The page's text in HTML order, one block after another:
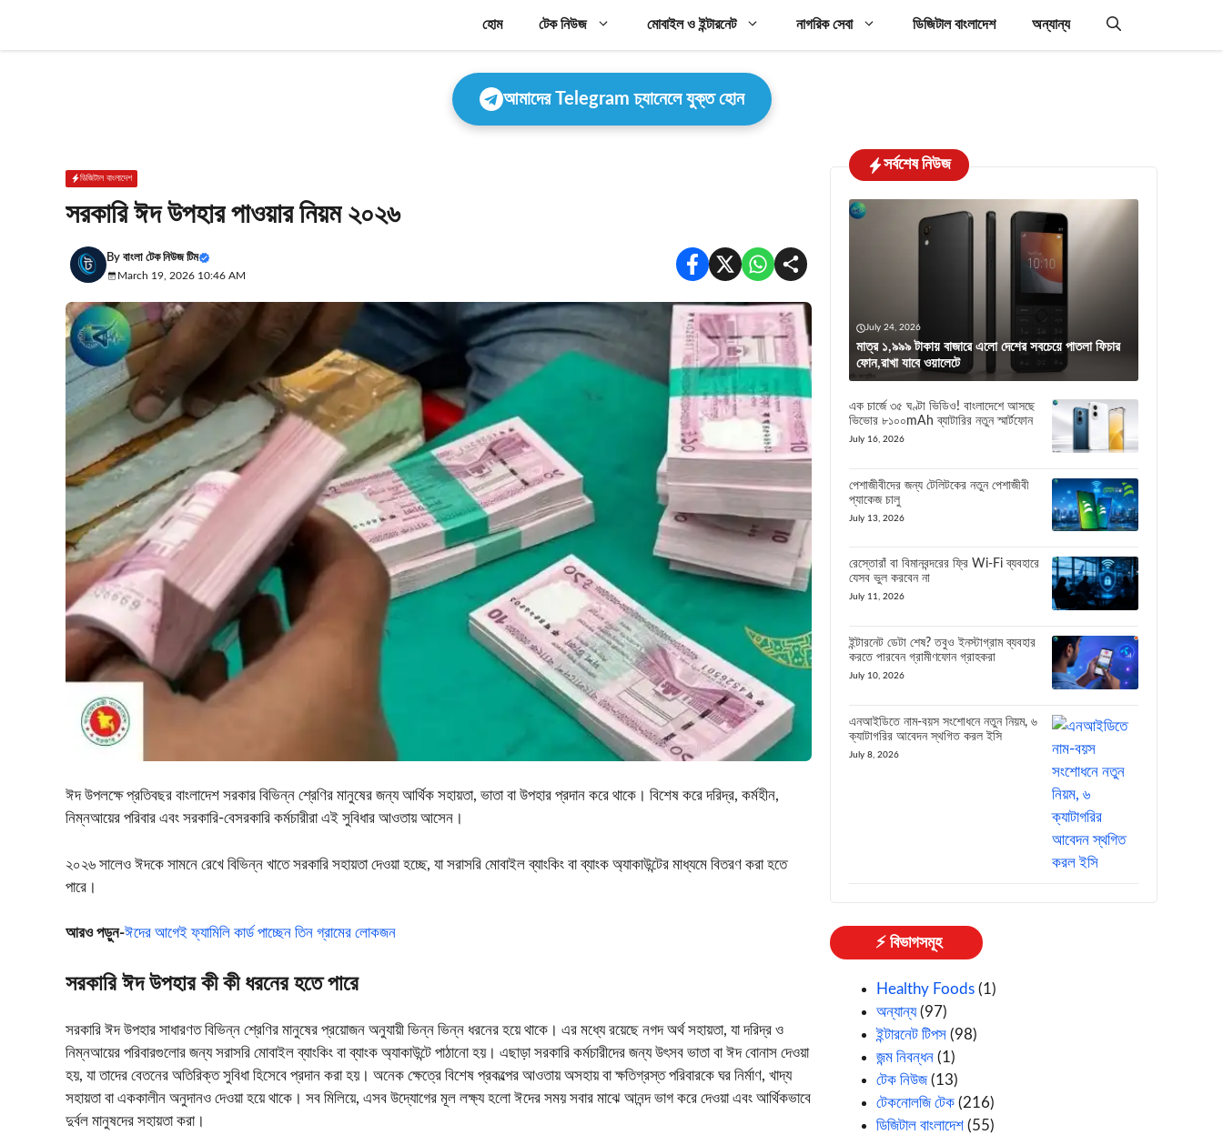
content
হোম টেক নিউজ মোবাইল ও ইন্টারনেট নাগরিক সেবা ডিজিটাল বাংলাদেশ অন্যান্য
আমাদের Telegram চ্যানেলে যুক্ত হোন
ডিজিটাল বাংলাদেশ
সরকারি ঈদ উপহার পাওয়ার নিয়ম ২০২৬
By বাংলা টেক নিউজ টিম
March 19, 2026 10:46 AM
ঈদ উপলক্ষে প্রতিবছর বাংলাদেশ সরকার বিভিন্ন শ্রেণির মানুষের জন্য আর্থিক সহায়তা, ভাতা বা উপহার প্রদান করে থাকে। বিশেষ করে দরিদ্র, কর্মহীন,
নিম্নআয়ের পরিবার এবং সরকারি-বেসরকারি কর্মচারীরা এই সুবিধার আওতায় আসেন।
২০২৬ সালেও ঈদকে সামনে রেখে বিভিন্ন খাতে সরকারি সহায়তা দেওয়া হচ্ছে, যা সরাসরি মোবাইল ব্যাংকিং বা ব্যাংক অ্যাকাউন্টের মাধ্যমে বিতরণ করা হতে
পারে।
আরও পড়ুন-ঈদের আগেই ফ্যামিলি কার্ড পাচ্ছেন তিন গ্রামের লোকজন
সরকারি ঈদ উপহার কী কী ধরনের হতে পারে
সরকারি ঈদ উপহার সাধারণত বিভিন্ন শ্রেণির মানুষের প্রয়োজন অনুযায়ী ভিন্ন ভিন্ন ধরনের হয়ে থাকে। এর মধ্যে রয়েছে নগদ অর্থ সহায়তা, যা দরিদ্র ও
নিম্নআয়ের পরিবারগুলোর জন্য সরাসরি মোবাইল ব্যাংকিং বা ব্যাংক অ্যাকাউন্টে পাঠানো হয়। এছাড়া সরকারি কর্মচারীদের জন্য উৎসব ভাতা বা ঈদ বোনাস দেওয়া
হয়, যা তাদের বেতনের অতিরিক্ত সুবিধা হিসেবে প্রদান করা হয়। অনেক ক্ষেত্রে বিশেষ প্রকল্পের আওতায় অসহায় বা ক্ষতিগ্রস্ত পরিবারকে ঘর নির্মাণ, খাদ্য
সহায়তা বা এককালীন অনুদানও দেওয়া হয়ে থাকে। সব মিলিয়ে, এসব উদ্যোগের মূল লক্ষ্য হলো ঈদের সময় সবার মাঝে আনন্দ ভাগ করে দেওয়া এবং আর্থিকভাবে
দুর্বল মানুষদের সহায়তা করা।
সর্বশেষ নিউজ
July 24, 2026
মাত্র ১,৯৯৯ টাকায় বাজারে এলো দেশের সবচেয়ে পাতলা ফিচার
ফোন,রাখা যাবে ওয়ালেটে
এক চার্জে ৩৫ ঘণ্টা ভিডিও! বাংলাদেশে আসছে
ভিভোর ৮১০০mAh ব্যাটারির নতুন স্মার্টফোন
July 16, 2026
পেশাজীবীদের জন্য টেলিটকের নতুন পেশাজীবী
প্যাকেজ চালু
July 13, 2026
রেস্তোরাঁ বা বিমানবন্দরের ফ্রি Wi-Fi ব্যবহারে
যেসব ভুল করবেন না
July 11, 2026
ইন্টারনেট ডেটা শেষ? তবুও ইনস্টাগ্রাম ব্যবহার
করতে পারবেন গ্রামীণফোন গ্রাহকরা
July 10, 2026
এনআইডিতে নাম-বয়স সংশোধনে নতুন নিয়ম, ৬
ক্যাটাগরির আবেদন স্থগিত করল ইসি
July 8, 2026
⚡ বিভাগসমূহ
Healthy Foods (1)
অন্যান্য(97)
ইন্টারনেট টিপস (98)
জন্ম নিবন্ধন (1)
টেক নিউজ(13)
টেকনোলজি টেক (216)
ডিজিটাল বাংলাদেশ (55)